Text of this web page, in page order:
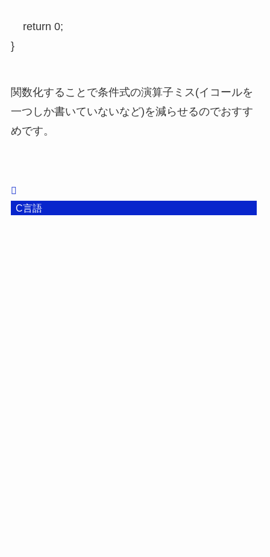
	return 0;
}
関数化することで条件式の演算子ミス(イコールを
一つしか書いていないなど)を減らせるのでおすす
めです。
C言語